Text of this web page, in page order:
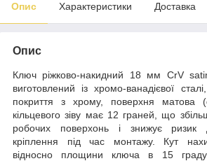
Опис Характеристики Доставка
Опис
Ключ ріжково-накидний 18 мм CrV
виготовлений із хромо-ванадієвої
покриття з хрому, поверхня матова
кільцевого зіву має 12 граней, що
робочих поверхонь і знижує ризик
кріплення під час монтажу. Кут
відносно площини ключа в 15